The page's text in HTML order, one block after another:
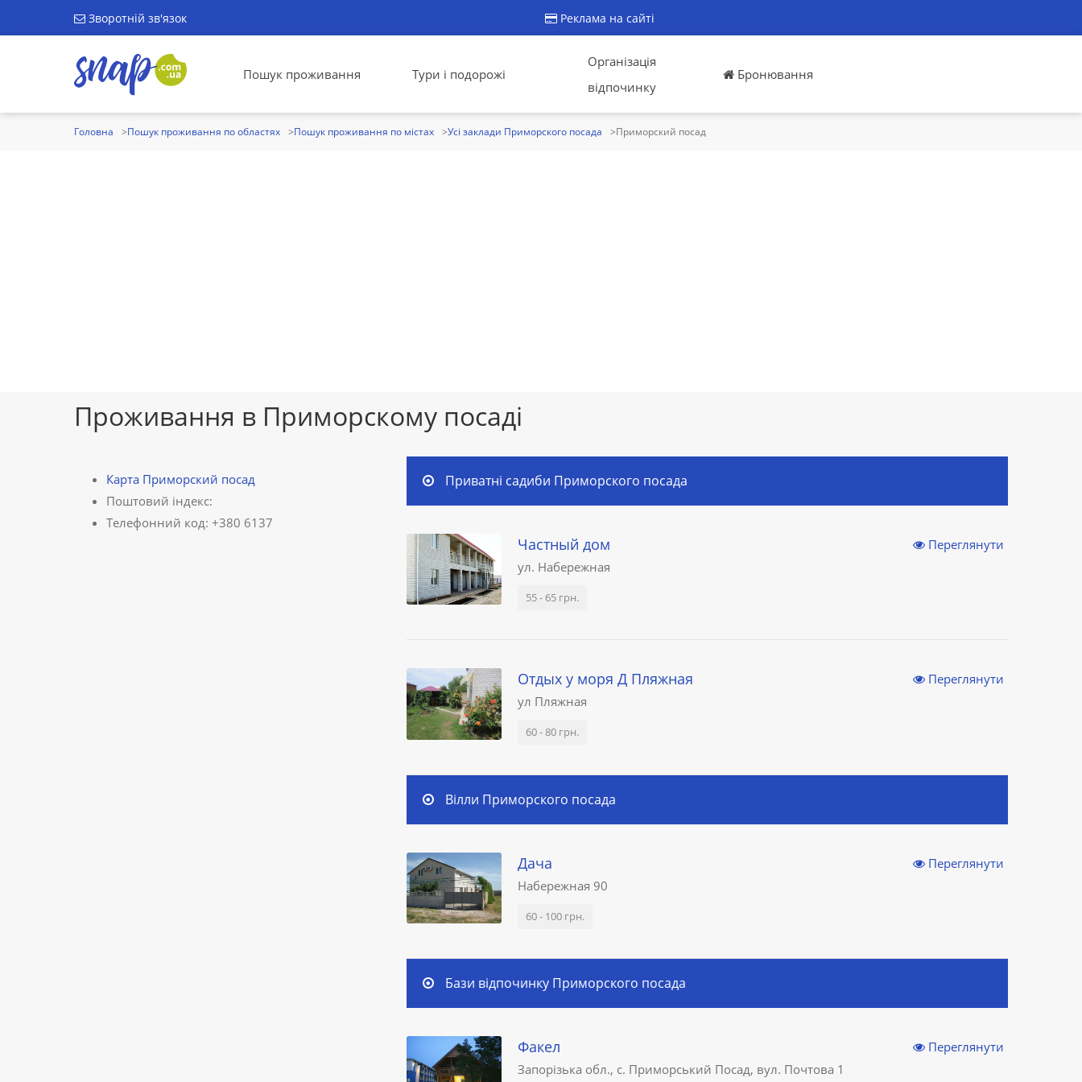
Зворотній зв'язок Реклама на сайті
Пошук проживання Тури і подорожі
Організація
відпочинку
Бронювання
Головна Пошук проживання по областях Пошук проживання по містах Усі заклади Приморского посада Приморский посад
Проживання в Приморскому посаді
Карта Приморский посад
Поштовий індекс:
Телефонний код: +380 6137
Приватні садиби Приморского посада
Частный дом
ул. Набережная
55 - 65 грн.
Переглянути
Отдых у моря Д Пляжная
ул Пляжная
60 - 80 грн.
Переглянути
Вілли Приморского посада
Дача
Набережная 90
60 - 100 грн.
Переглянути
Бази відпочинку Приморского посада
Факел
Запорізька обл., с. Приморський Посад, вул. Почтова 1
Переглянути